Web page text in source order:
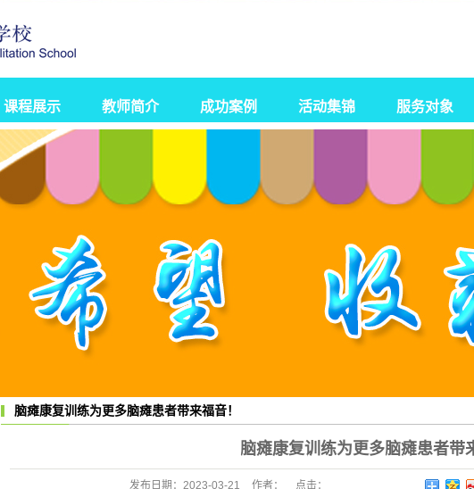
课程展示 教师简介 成功案例 活动集锦 服务对象
孤独症
脑瘫康复训练
脑瘫康复训练为更多脑瘫患者带来福音！
脑瘫康复训练为更多脑瘫患者带
发布日期： 2023-03-21 作者： 点击：